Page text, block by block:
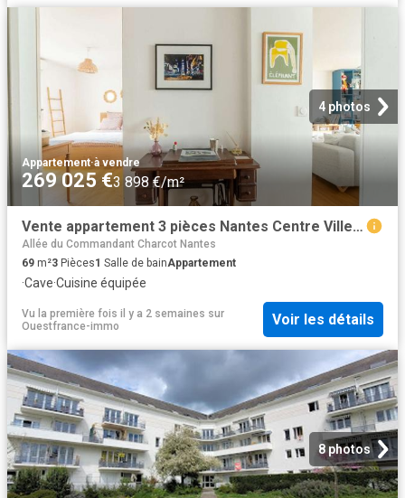
4 photos
Appartement·à vendre
269 025 €3 898 €/m²
Vente appartement 3 pièces Nantes Centre Ville 44
Allée du Commandant Charcot Nantes
69 m²3 Pièces1 Salle de bainAppartement
·Cave·Cuisine équipée
Vu la première fois il y a 2 semaines sur
Ouestfrance-immo
Voir les détails
8 photos